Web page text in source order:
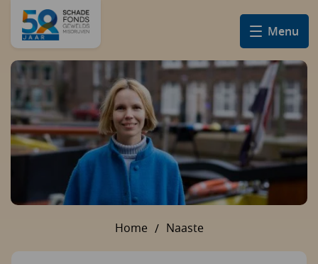
Menu
U bent hier:
Home Naaste